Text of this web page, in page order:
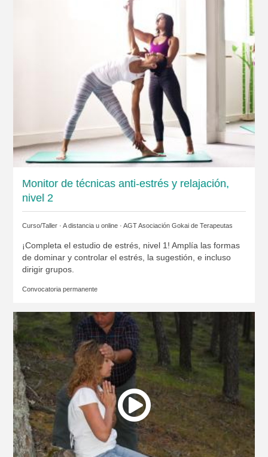
Monitor de técnicas anti-estrés y relajación,
nivel 2
Curso/Taller · A distancia u online · AGT Asociación Gokai de Terapeutas
¡Completa el estudio de estrés, nivel 1! Amplía las formas
de dominar y controlar el estrés, la sugestión, e incluso
dirigir grupos.
Convocatoria permanente